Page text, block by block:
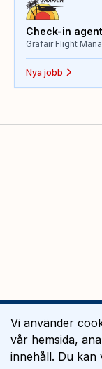
Check-in
Grafair Flight
Nya jobb
Vi använder
vår hemsida,
innehåll. Du kan